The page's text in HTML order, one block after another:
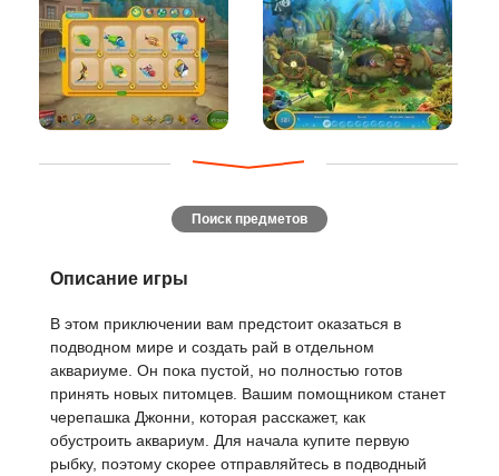
Поиск предметов
Описание игры
В этом приключении вам предстоит оказаться в
подводном мире и создать рай в отдельном
аквариуме. Он пока пустой, но полностью готов
принять новых питомцев. Вашим помощником станет
черепашка Джонни, которая расскажет, как
обустроить аквариум. Для начала купите первую
рыбку, поэтому скорее отправляйтесь в подводный